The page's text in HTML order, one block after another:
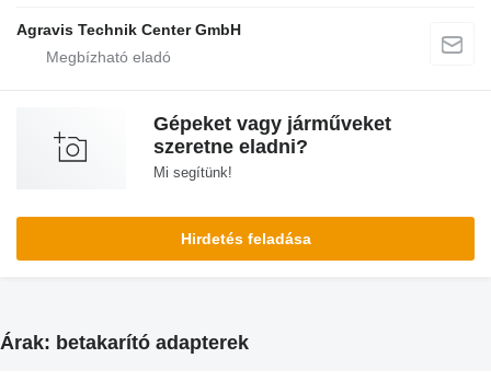
Agravis Technik Center GmbH
Gépeket vagy járműveket
szeretne eladni?
Mi segítünk!
Hirdetés feladása
Árak: betakarító adapterek